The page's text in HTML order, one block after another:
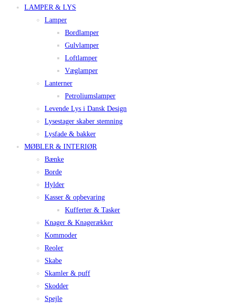
LAMPER & LYS
Lamper
Bordlamper
Gulvlamper
Loftlamper
Væglamper
Lanterner
Petroliumslamper
Levende Lys i Dansk Design
Lysestager skaber stemning
Lysfade & bakker
MØBLER & INTERIØR
Bænke
Borde
Hylder
Kasser & opbevaring
Kufferter & Tasker
Knager & Knagerækker
Kommoder
Reoler
Skabe
Skamler & puff
Skodder
Spejle